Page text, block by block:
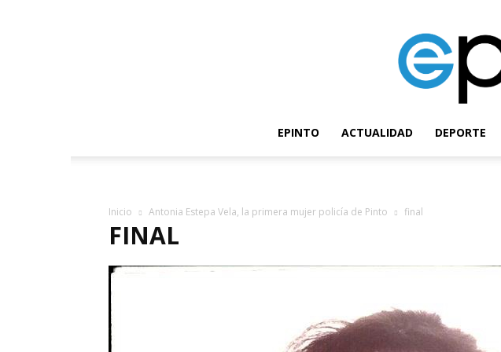
EPINTO ACTUALIDAD DEPORTE
Inicio Antonia Estepa Vela, la primera mujer policía de Pinto final
FINAL